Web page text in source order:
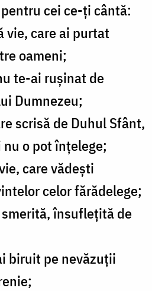
cei ce-ți cântă:
vie, care ai purtat
oameni;
te-ai rușinat de
Dumnezeu;
scrisă de Duhul Sfânt,
o pot înțelege;
care vădești
celor fărădelege;
însuflețită de
biruit pe nevăzuții